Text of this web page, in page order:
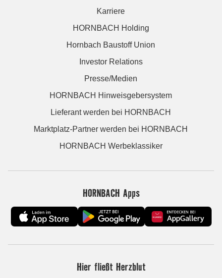
Karriere
HORNBACH Holding
Hornbach Baustoff Union
Investor Relations
Presse/Medien
HORNBACH Hinweisgebersystem
Lieferant werden bei HORNBACH
Marktplatz-Partner werden bei HORNBACH
HORNBACH Werbeklassiker
HORNBACH Apps
Hier fließt Herzblut